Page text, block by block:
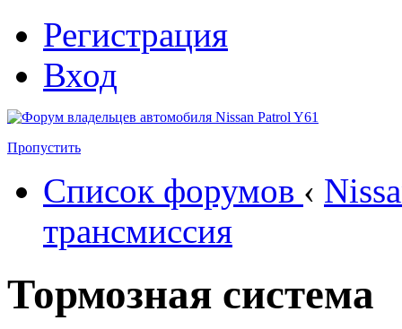
Регистрация
Вход
Пропустить
Список форумов ‹
трансмиссия
Тормозная система